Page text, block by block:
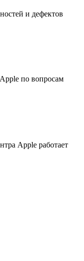
и дефектов
по вопросам
Apple работает